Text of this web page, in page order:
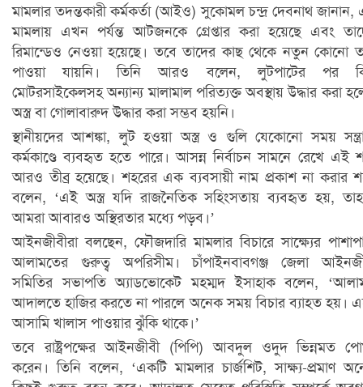
মামলার তদন্তকারী কর্মকর্তা (আইও) সুকোমল চন্দ্র দেবনাথ জানান,
মামলায় এখন পর্যন্ত আটজনকে গ্রেপ্তার করা হয়েছে এবং
রিমান্ডেও নেওয়া হয়েছে। তবে তাদের কাছ থেকে নতুন কোনো
পাওয়া যায়নি। তিনি আরও বলেন, লুটপাটের পর
মোটরসাইকেলসহ অন্যান্য মালামাল পরিত্যক্ত অবস্থায় উদ্ধার করা
অস্ত্র বা গোলাবারুদ উদ্ধার করা সম্ভব হয়নি।
স্থানীয়দের আশঙ্কা, লুট হওয়া অস্ত্র ও গুলি যেকোনো সময়
কর্মকাণ্ডে ব্যবহৃত হতে পারে। আসন্ন নির্বাচন সামনে রেখে এই
আরও তীব্র হয়েছে। শহরের এক ব্যবসায়ী নাম প্রকাশ না করার
বলেন, ‘এই অস্ত্র যদি রাজনৈতিক সহিংসতায় ব্যবহৃত হয়,
আমরা আবারও অস্থিরতার মধ্যে পড়ব।’
আইনজীবীরা বলছেন, ফৌজদারি মামলার বিচারে সাক্ষ্যের
আলামতের গুরুত্ব অপরিসীম। চাঁপাইনবাবগঞ্জ জেলা
সমিতির সভাপতি অ্যাডভোকেট মহম্মদ ইসাহাক বলেন,
আদালতে হাজির করতে না পারলে অনেক সময় বিচার ব্যাহত হয়।
আসামি খালাস পাওয়ার ঝুঁকি থাকে।’
তবে রাষ্ট্রপক্ষের আইনজীবী (পিপি) আবদুল ওদুদ ভিন্নমত
করেন। তিনি বলেন, ‘একটি মামলার চার্জশিট, সাক্ষ্য-প্রমাণ